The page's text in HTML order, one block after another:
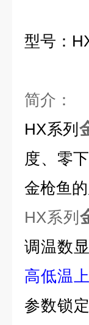
型号：
简介：
HX系列
度、零
金枪鱼
HX系列
调温数
高低温
参数锁